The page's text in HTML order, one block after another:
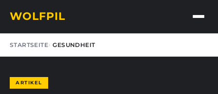
WOLFPIL
STARTSEITE GESUNDHEIT
ARTIKEL